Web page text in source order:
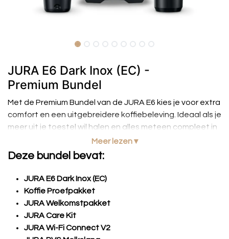
JURA E6 Dark Inox (EC) -
Premium Bundel
Met de Premium Bundel van de JURA E6 kies je voor extra
comfort en een uitgebreidere koffiebeleving. Ideaal als je
meer uit je toestel wil halen en alles meteen compleet in
Meer lezen ▾
Deze bundel bevat:
JURA E6 Dark Inox (EC)
Koffie Proefpakket
JURA Welkomstpakket
JURA Care Kit
JURA Wi-Fi Connect V2